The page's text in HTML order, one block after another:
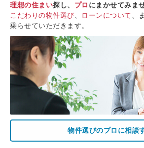
理想の住まい探し、 プロ にまかせてみま
こだわりの物件選び
ローンについて 、
乗らせていただきます。
物件選びのプロに相談